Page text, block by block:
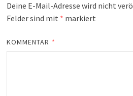
Deine E-Mail-Adresse wird nicht
Felder sind mit * markiert
KOMMENTAR *